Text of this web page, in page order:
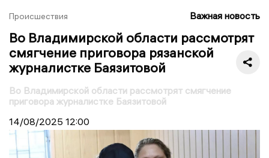
Происшествия Важная новость
Во Владимирской области рассмотрят
смягчение приговора рязанской
журналистке Баязитовой
Во Владимирской области рассмотрят смягчение
приговора журналистке Баязитовой
14/08/2025 12:00